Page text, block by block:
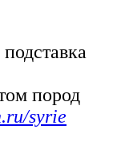
подставка
пород
syrie